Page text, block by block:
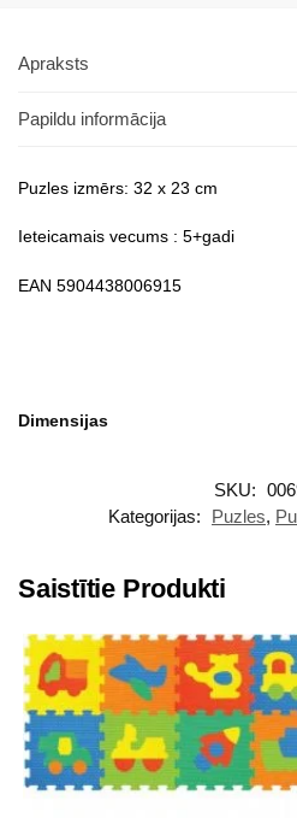
Apraksts
Papildu informācija
Puzles izmērs: 32 x 23 cm
Ieteicamais vecums : 5+gadi
EAN 5904438006915
Dimensijas
SKU:
Kategorijas:
Puzles,
Saistītie Produkti